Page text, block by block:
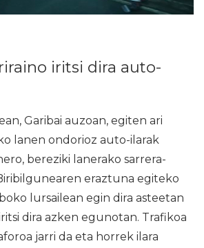
iritsi dira auto-
Garibai auzoan, egiten ari
lanen ondorioz auto-ilarak
bereziki lanerako sarrera-
eraztuna egiteko
lursailean egin dira asteetan
dira azken egunotan. Trafikoa
jarri da eta horrek ilara